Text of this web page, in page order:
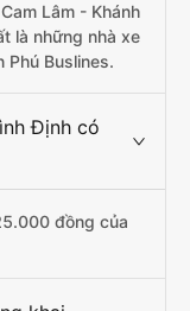
Lâm - Khánh
là những nhà xe
Phú Buslines.
Định có
đồng của